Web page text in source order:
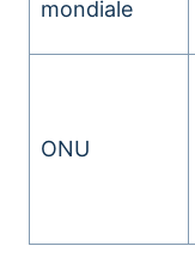
mondiale
ONU